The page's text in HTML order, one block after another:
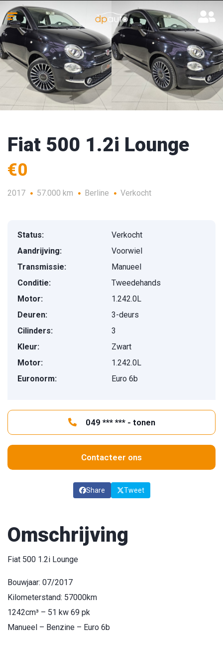
Fiat 500 1.2i Lounge
€0
2017 57.000 km Berline Verkocht
Status:
Verkocht
Aandrijving:
Voorwiel
Transmissie:
Manueel
Conditie:
Tweedehands
Motor:
1.242.0L
Deuren:
3-deurs
Cilinders:
3
Kleur:
Zwart
Motor:
1.242.0L
Euronorm:
Euro 6b
049 *** *** - tonen
Contacteer ons
Share Tweet
Omschrijving
Fiat 500 1.2i Lounge
Bouwjaar: 07/2017
Kilometerstand: 57000km
1242cm³ – 51 kw 69 pk
Manueel – Benzine – Euro 6b